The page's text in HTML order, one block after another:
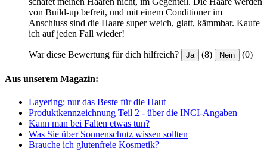
von Build-up befreit, und mit einem Conditioner im
Anschluss sind die Haare super weich, glatt, kämmbar. Kaufe
ich auf jeden Fall wieder!
War diese Bewertung für dich hilfreich? Ja (8) Nein (0)
Aus unserem Magazin:
Layering: nur das Beste für die Haut
Produktkennzeichnung Teil 2 - über die INCI-Angaben
Kann man bei Falten etwas tun?
Was Sie über Sonnenschutz wissen sollten
Brauche ich glutenfreie Kosmetik?